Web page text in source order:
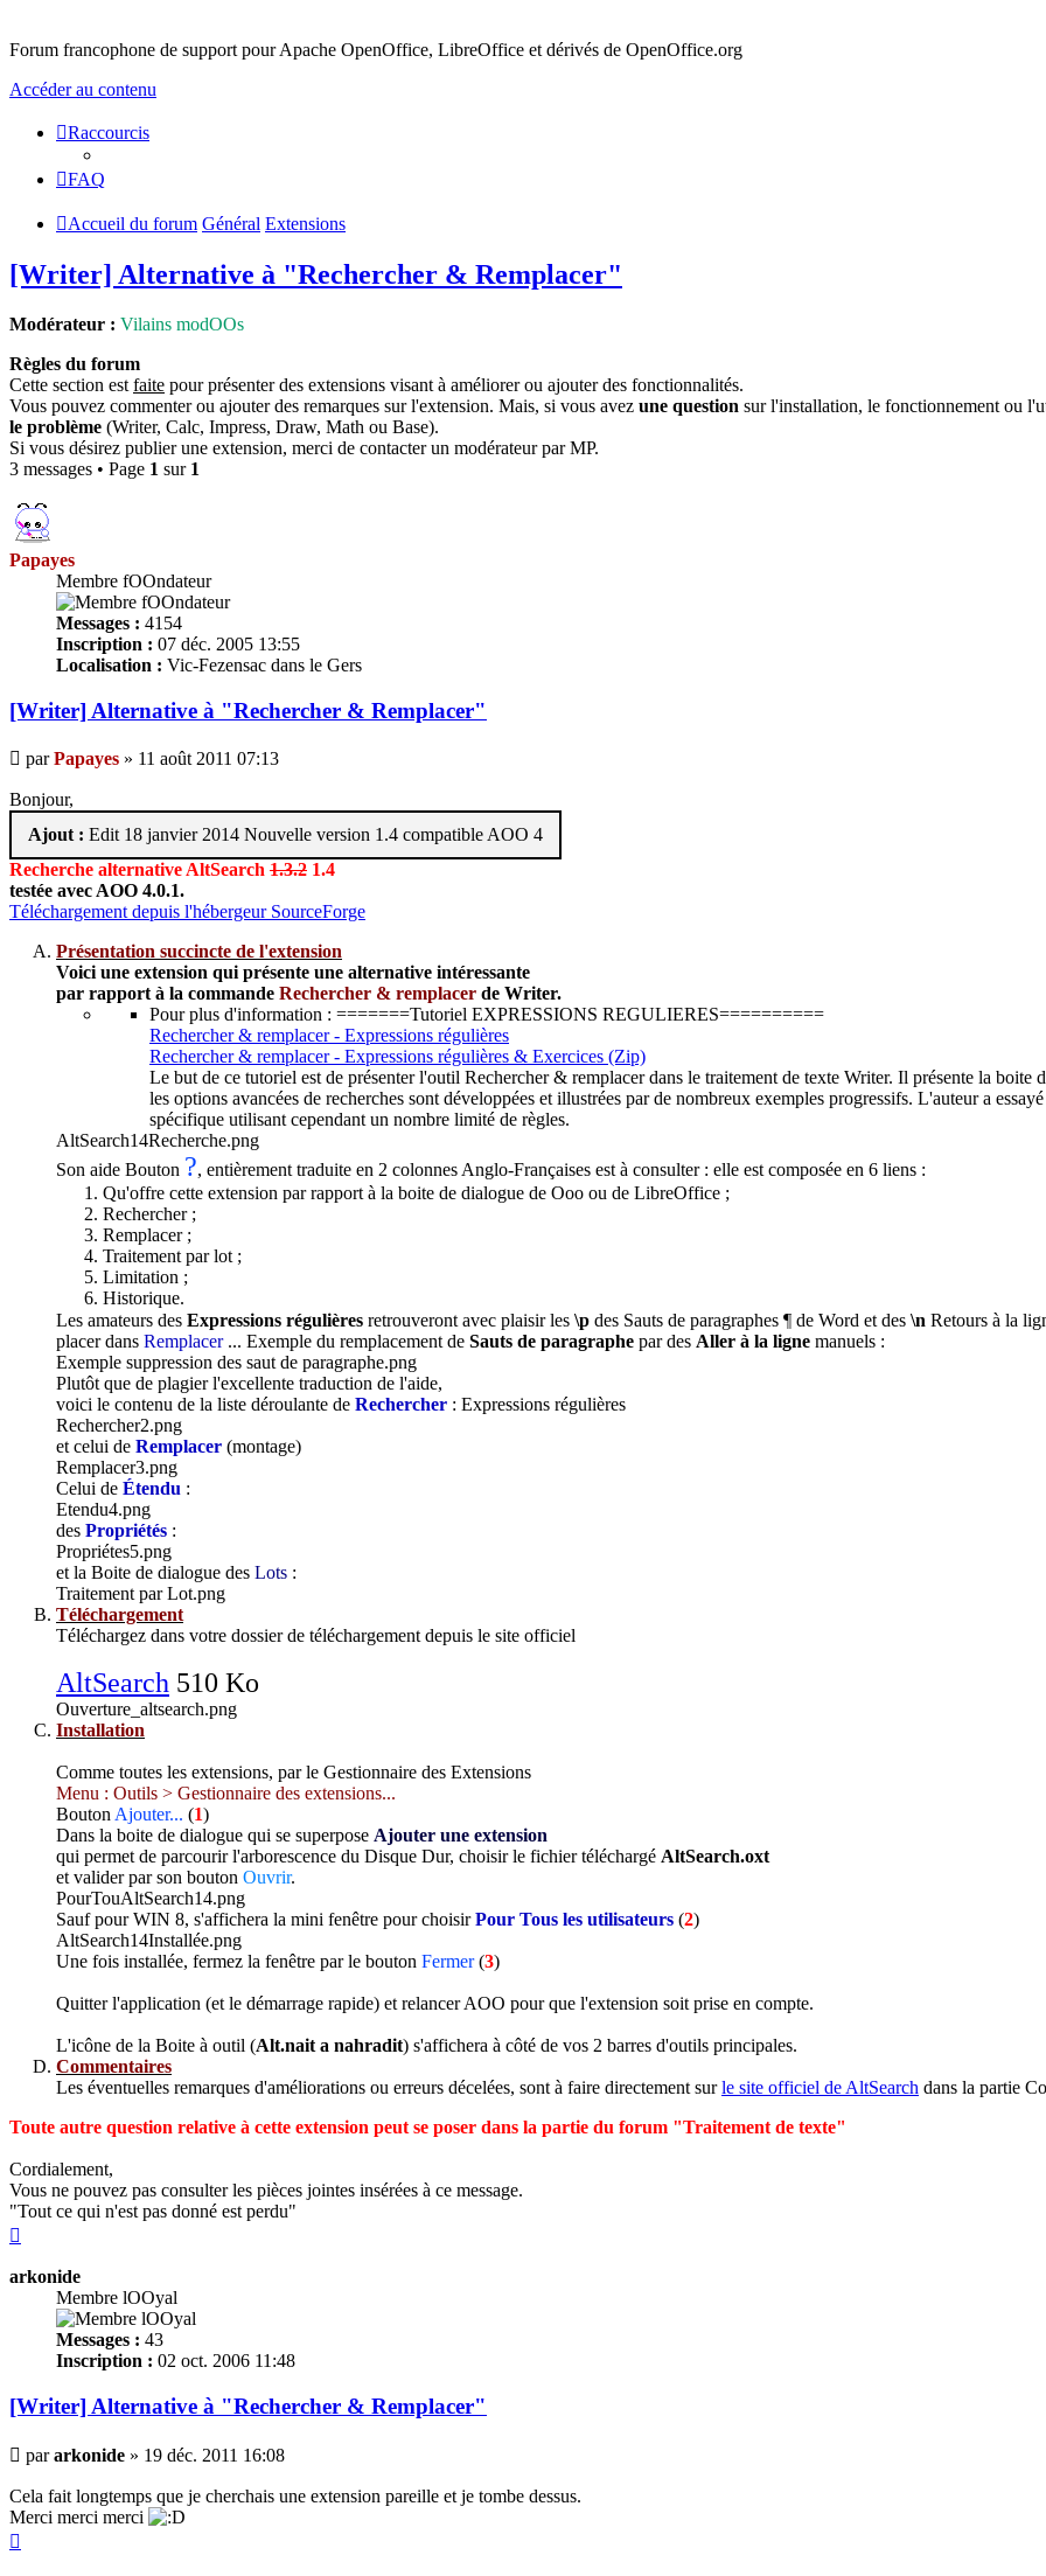
Forum francophone de support pour Apache OpenOffice, LibreOffice et dérivés de OpenOffice.org
Accéder au contenu
Raccourcis
FAQ
Accueil du forum Général Extensions
[Writer] Alternative à "Rechercher & Remplacer"
Modérateur : Vilains modOOs
Règles du forum
Cette section est faite pour présenter des extensions visant à améliorer ou ajouter des fonctionnalités.
Vous pouvez commenter ou ajouter des remarques sur l'extension. Mais, si vous avez une question sur l'installation, le fonctionnement ou
le problème (Writer, Calc, Impress, Draw, Math ou Base).
Si vous désirez publier une extension, merci de contacter un modérateur par MP.
3 messages • Page 1 sur 1
Papayes
Membre fOOndateur
Messages : 4154
Inscription : 07 déc. 2005 13:55
Localisation : Vic-Fezensac dans le Gers
[Writer] Alternative à "Rechercher & Remplacer"
Message
parPapayes » 11 août 2011 07:13
Bonjour,
Ajout : Edit 18 janvier 2014 Nouvelle version 1.4 compatible AOO 4
Recherche alternative AltSearch 1.3.2 1.4
testée avec AOO 4.0.1.
Téléchargement depuis l'hébergeur SourceForge
Présentation succincte de l'extension
Voici une extension qui présente une alternative intéressante
par rapport à la commande Rechercher & remplacer de Writer.
Pour plus d'information : =======Tutoriel EXPRESSIONS REGULIERES==========
Rechercher & remplacer - Expressions régulières
Rechercher & remplacer - Expressions régulières & Exercices (Zip)
Le but de ce tutoriel est de présenter l'outil Rechercher & remplacer dans le traitement de texte Writer. Il présente la boite
les options avancées de recherches sont développées et illustrées par de nombreux exemples progressifs. L'auteur a
spécifique utilisant cependant un nombre limité de règles.
AltSearch14Recherche.png
Son aide Bouton ?, entièrement traduite en 2 colonnes Anglo-Françaises est à consulter : elle est composée en 6 liens :
Qu'offre cette extension par rapport à la boite de dialogue de Ooo ou de LibreOffice ;
Rechercher ;
Remplacer ;
Traitement par lot ;
Limitation ;
Historique.
Les amateurs des Expressions régulières retrouveront avec plaisir les \p des Sauts de paragraphes ¶ de Word et des \n Retours à la
placer dans Remplacer ... Exemple du remplacement de Sauts de paragraphe par des Aller à la ligne manuels :
Exemple suppression des saut de paragraphe.png
Plutôt que de plagier l'excellente traduction de l'aide,
voici le contenu de la liste déroulante de Rechercher : Expressions régulières
Rechercher2.png
et celui de Remplacer (montage)
Remplacer3.png
Celui de Étendu :
Etendu4.png
des Propriétés :
Propriétes5.png
et la Boite de dialogue des Lots :
Traitement par Lot.png
Téléchargement
Téléchargez dans votre dossier de téléchargement depuis le site officiel
AltSearch 510 Ko
Ouverture_altsearch.png
Installation
Comme toutes les extensions, par le Gestionnaire des Extensions
Menu : Outils > Gestionnaire des extensions...
Bouton Ajouter... (1)
Dans la boite de dialogue qui se superpose Ajouter une extension
qui permet de parcourir l'arborescence du Disque Dur, choisir le fichier téléchargé AltSearch.oxt
et valider par son bouton Ouvrir.
PourTouAltSearch14.png
Sauf pour WIN 8, s'affichera la mini fenêtre pour choisirPour Tous les utilisateurs (2)
AltSearch14Installée.png
Une fois installée, fermez la fenêtre par le bouton Fermer(3)
Quitter l'application (et le démarrage rapide) et relancer AOO pour que l'extension soit prise en compte.
L'icône de la Boite à outil (Alt.nait a nahradit) s'affichera à côté de vos 2 barres d'outils principales.
Commentaires
Les éventuelles remarques d'améliorations ou erreurs décelées, sont à faire directement surle site officiel de AltSearch dans la partie
Toute autre question relative à cette extension peut se poser dans la partie du forum "Traitement de texte"
Cordialement,
Vous ne pouvez pas consulter les pièces jointes insérées à ce message.
"Tout ce qui n'est pas donné est perdu"
arkonide
Membre lOOyal
Messages : 43
Inscription : 02 oct. 2006 11:48
[Writer] Alternative à "Rechercher & Remplacer"
Message
pararkonide » 19 déc. 2011 16:08
Cela fait longtemps que je cherchais une extension pareille et je tombe dessus.
Merci merci merci